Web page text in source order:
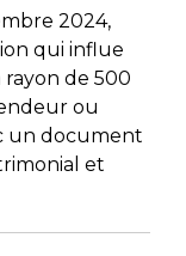
2024,
qui influe
de 500
ou
un document
et